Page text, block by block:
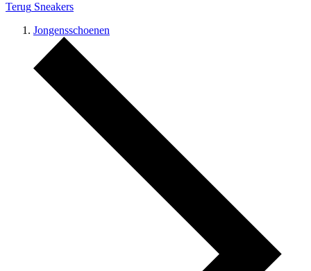
Terug Sneakers
Jongensschoenen